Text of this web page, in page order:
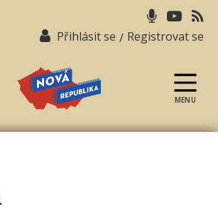
Přihlásit se / Registrovat se
republika
MENU